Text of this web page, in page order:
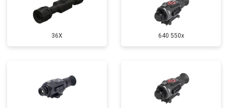
36X 640 550x